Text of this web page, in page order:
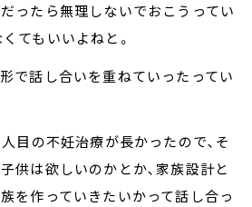
ったら無理しないでおこうってい
てもいいよねと。
で話し合いを重ねていったってい
目の不妊治療が長かったので､そ
供は欲しいのかとか､家族設計と
を作っていきたいかって話し合っ